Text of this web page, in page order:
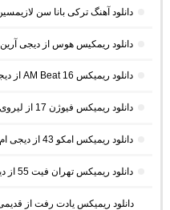
دانلود آهنگ ترکی بانا سن
دانلود ریمکیس هوس از دیجی
دانلود ریمیکس AM Beat 16 از دیجی AMB (پادکست طولانی شنیدنی)
دانلود ریمیکس فیوژن 17 از لیروی بیتز
دانلود ریمیکس امکو 43 از دیجی ام کو (پادکست طولانی عاشقانه)
دانلود ریمیکس تهران فیت 55 از دیجی باربد و محمد موریانی
دانلود ریمیکس یادت رفت از